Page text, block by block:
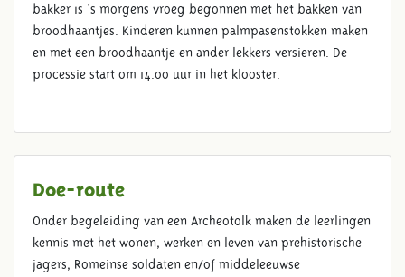
bakker is 's morgens vroeg begonnen met het bakken van
broodhaantjes. Kinderen kunnen palmpasenstokken maken
en met een broodhaantje en ander lekkers versieren. De
processie start om 14.00 uur in het klooster.
Doe-route
Onder begeleiding van een Archeotolk maken de leerlingen
kennis met het wonen, werken en leven van prehistorische
jagers, Romeinse soldaten en/of middeleeuwse